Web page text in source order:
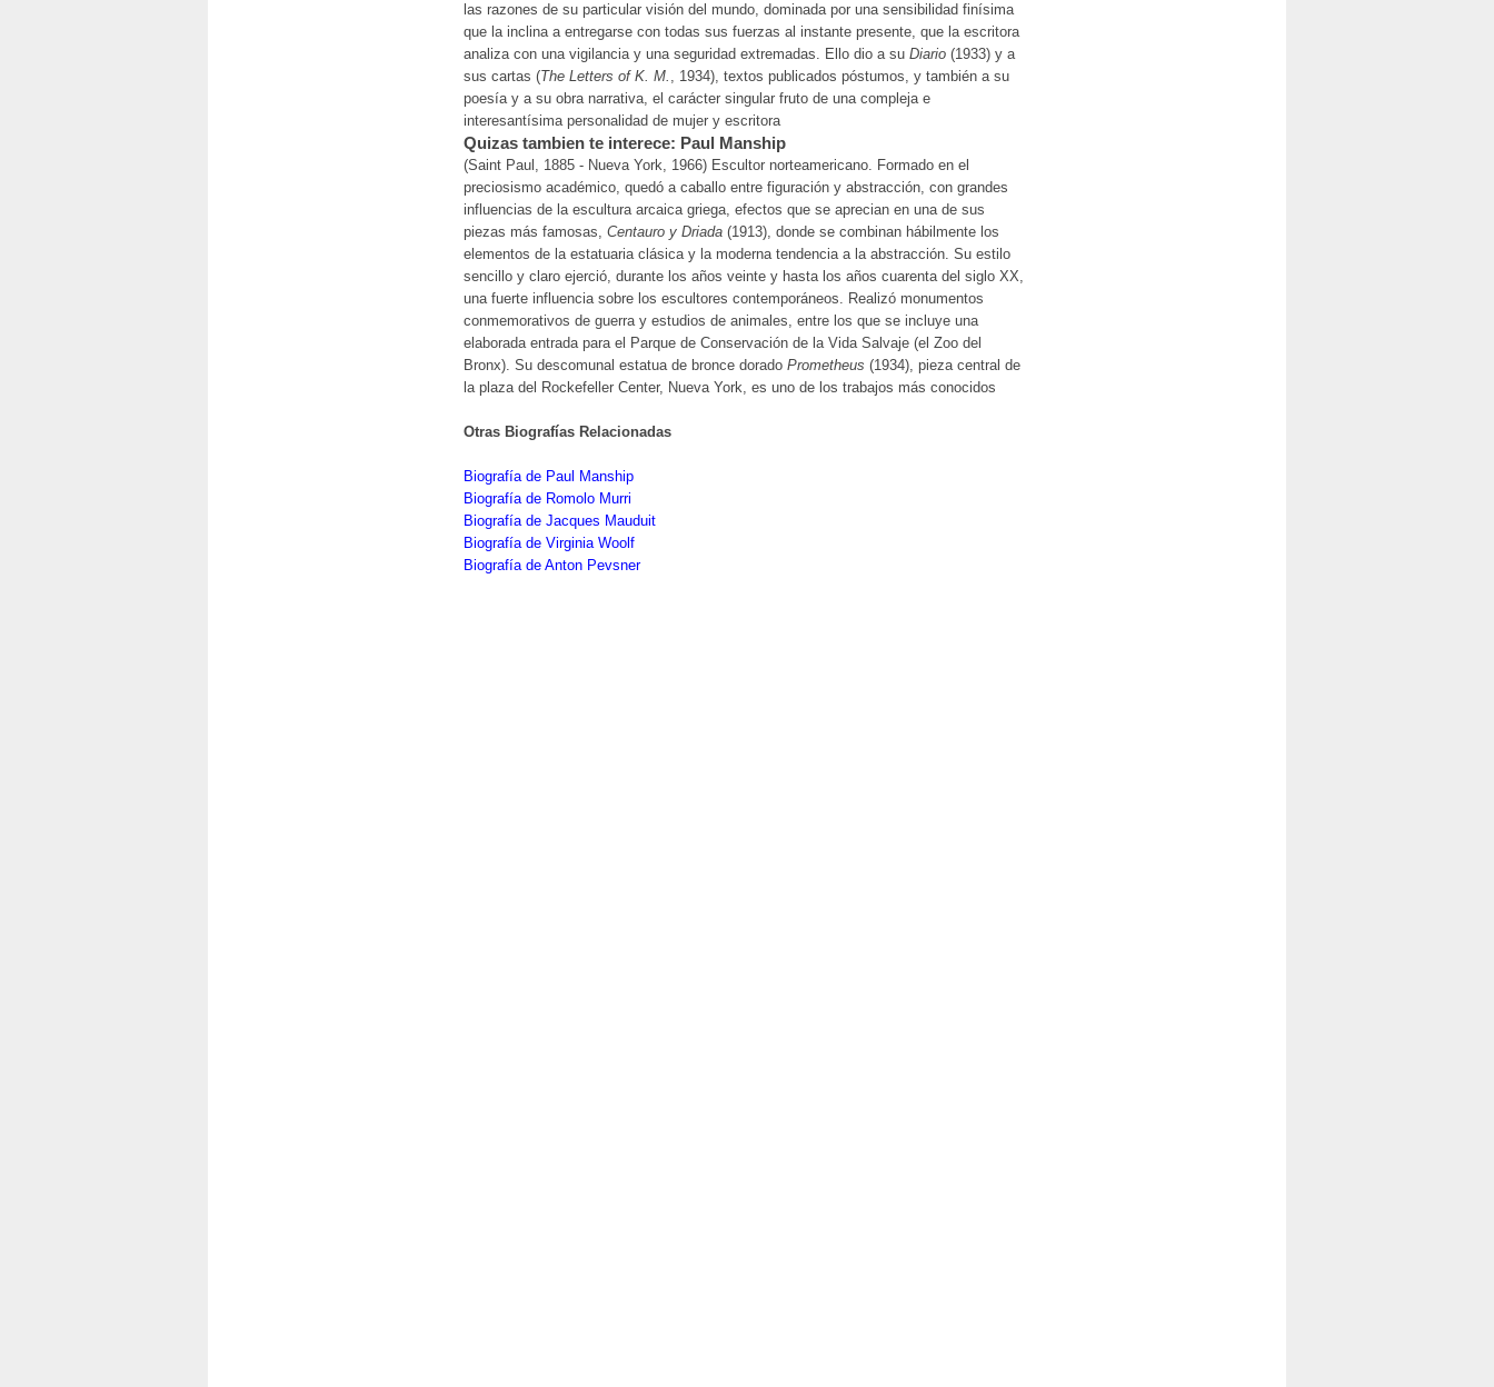
las razones de su particular visión del mundo, dominada por una sensibilidad finísima
que la inclina a entregarse con todas sus fuerzas al instante presente, que la escritora
analiza con una vigilancia y una seguridad extremadas. Ello dio a su Diario (1933) y a
sus cartas (The Letters of K. M. , 1934), textos publicados póstumos, y también a su
poesía y a su obra narrativa, el carácter singular fruto de una compleja e
interesantísima personalidad de mujer y escritora
Quizas tambien te interece: Paul Manship
(Saint Paul, 1885 - Nueva York, 1966) Escultor norteamericano. Formado en el
preciosismo académico, quedó a caballo entre figuración y abstracción, con grandes
influencias de la escultura arcaica griega, efectos que se aprecian en una de sus
piezas más famosas, Centauro y Driada (1913), donde se combinan hábilmente los
elementos de la estatuaria clásica y la moderna tendencia a la abstracción. Su estilo
sencillo y claro ejerció, durante los años veinte y hasta los años cuarenta del siglo XX,
una fuerte influencia sobre los escultores contemporáneos. Realizó monumentos
conmemorativos de guerra y estudios de animales, entre los que se incluye una
elaborada entrada para el Parque de Conservación de la Vida Salvaje (el Zoo del
Bronx). Su descomunal estatua de bronce dorado Prometheus (1934), pieza central de
la plaza del Rockefeller Center, Nueva York, es uno de los trabajos más conocidos
Otras Biografías Relacionadas
Biografía de Paul Manship
Biografía de Romolo Murri
Biografía de Jacques Mauduit
Biografía de Virginia Woolf
Biografía de Anton Pevsner